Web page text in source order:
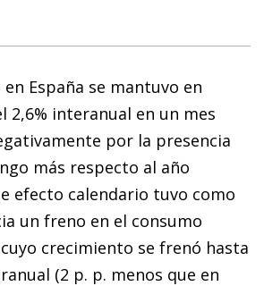
en España se mantuvo en
2,6% interanual en un mes
por la presencia
más respecto al año
efecto calendario tuvo como
un freno en el consumo
crecimiento se frenó hasta
(2 p. p. menos que en